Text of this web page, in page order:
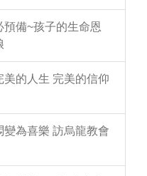
備~孩子的生命恩
的人生 完美的信仰
為喜樂 訪烏龍教會